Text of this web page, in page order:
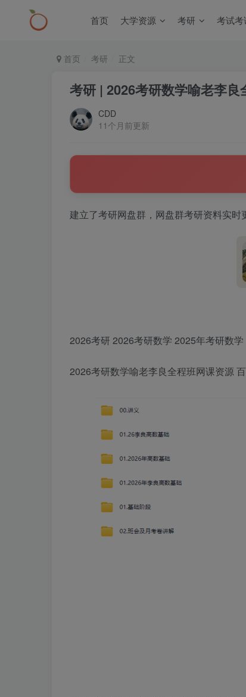
首页 大学资源 考研 考试考
首页 考研 正文
考研 | 2026考研数学喻老李
CDD
11个月前更新
建立了考研网盘群，网盘群考研资料实
2026考研 2026考研数学 2025年考研数学
2026考研数学喻老李良全程班网课资源